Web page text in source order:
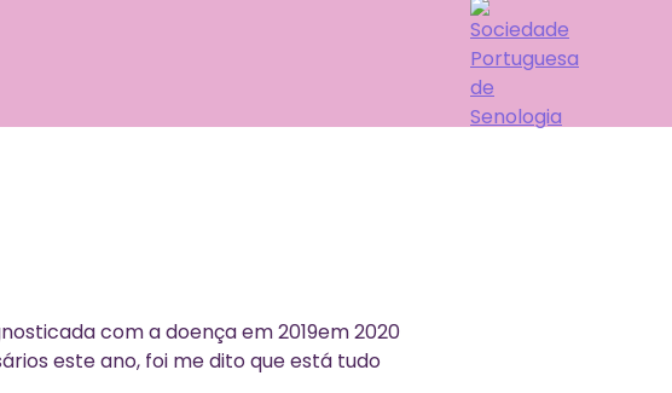
com a doença em 2019em 2020
este ano, foi me dito que está tudo